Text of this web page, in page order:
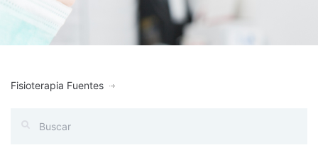
Fisioterapia Fuentes